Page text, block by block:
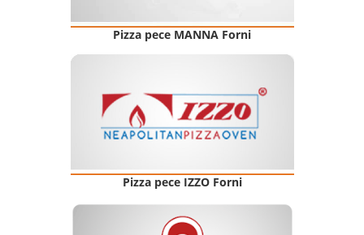
Pizza pece MANNA Forni
Pizza pece IZZO Forni